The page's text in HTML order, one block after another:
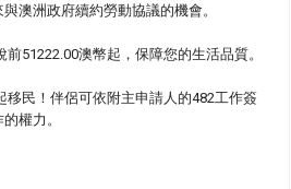
澳洲政府續約勞動協議的機會。
51222.00澳幣起，保障您的生活品質。
移民！伴侶可依附主申請人的482工作簽
權力。